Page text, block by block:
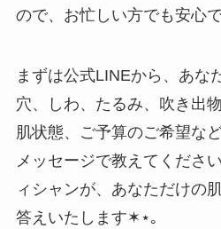
ので、お忙しい方でも安心で
まずは公式LINEから、あな
穴、しわ、たるみ、吹き出
肌状態、ご予算のご希望な
メッセージで教えてくださ
ィシャンが、あなただけの
答えいたします✶⋆｡